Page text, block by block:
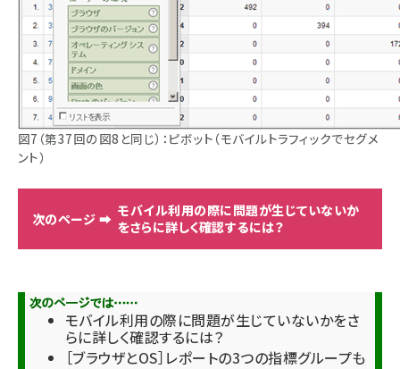
図7（第37回の図8と同じ）：ピボット（モバイルトラフィックでセグメ
ント）
モバイル利用の際に問題が生じていないか
をさらに詳しく確認するには？
モバイル利用の際に問題が生じていないかをさ
らに詳しく確認するには？
［ブラウザとOS］レポートの3つの指標グループも